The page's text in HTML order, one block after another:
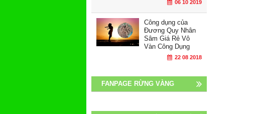
06 10 2019
Công dụng của
Đương Quy Nhân
Sâm Giá Rẻ Vô
Vàn Công Dụng
22 08 2018
FANPAGE RỪNG VÀNG